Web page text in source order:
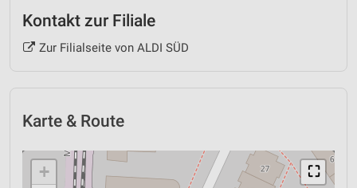
Kontakt zur Filiale
Zur Filialseite von ALDI SÜD
Karte & Route
⛶
+